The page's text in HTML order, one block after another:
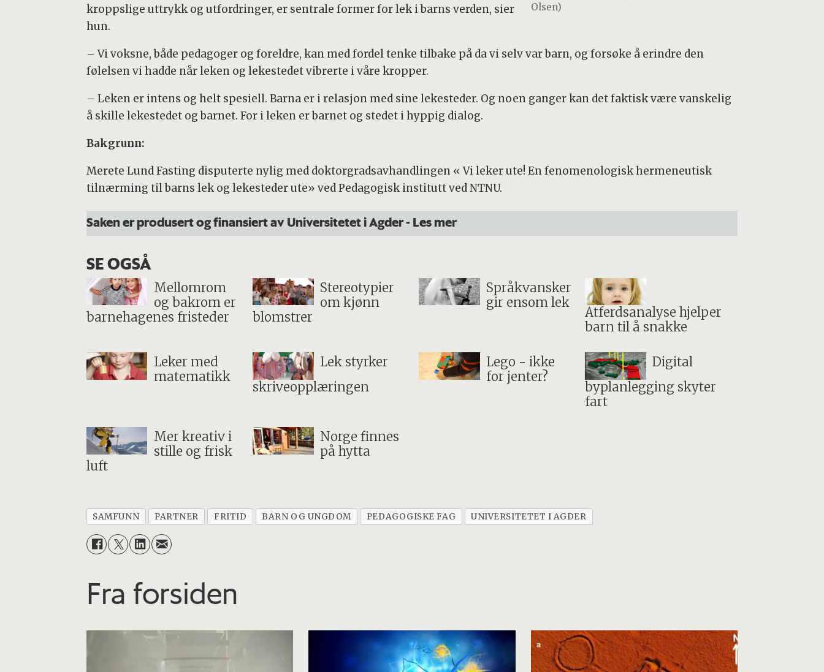
Olsen)
kroppslige uttrykk og utfordringer, er sentrale former for lek i barns verden, sier
hun.
– Vi voksne, både pedagoger og foreldre, kan med fordel tenke tilbake på da vi selv var barn, og forsøke å erindre den
følelsen vi hadde når leken og lekestedet vibrerte i våre kropper.
– Leken er intens og helt spesiell. Barna er i relasjon med sine lekesteder. Og noen ganger kan det faktisk være vanskelig
å skille lekestedet og barnet. For i leken er barnet og stedet i hyppig dialog.
Bakgrunn:
Merete Lund Fasting disputerte nylig med doktorgradsavhandlingen « Vi leker ute! En fenomenologisk hermeneutisk
tilnærming til barns lek og lekesteder ute» ved Pedagogisk institutt ved NTNU.
Saken er produsert og finansiert av Universitetet i Agder- Les mer
SE OGSÅ
Mellomrom
og bakrom er
barnehagenes fristeder
Stereotypier
om kjønn
blomstrer
Språkvansker
gir ensom lek
Atferdsanalyse hjelper
barn til å snakke
Leker med
matematikk
Lek styrker
skriveopplæringen
Lego - ikke
for jenter?
Digital
byplanlegging skyter
fart
Mer kreativ i
stille og frisk
luft
Norge finnes
på hytta
SAMFUNN PARTNER FRITID BARN OG UNGDOM PEDAGOGISKE FAG UNIVERSITETET I AGDER
Fra forsiden